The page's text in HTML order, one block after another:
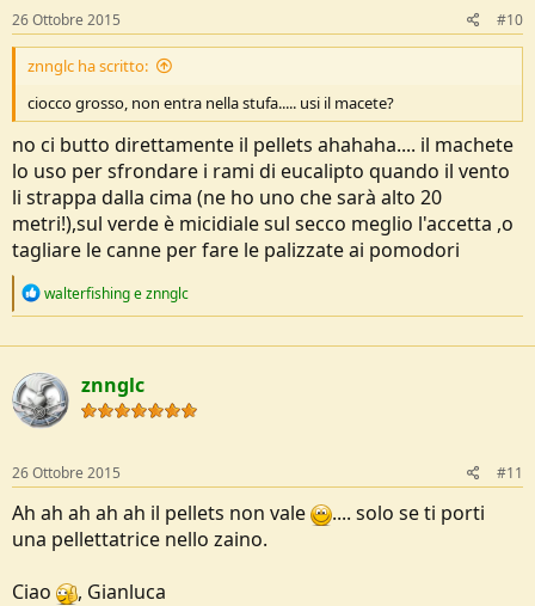
26 Ottobre 2015 #10
znnglc ha scritto:
ciocco grosso, non entra nella stufa..... usi il macete?
no ci butto direttamente il pellets ahahaha.... il machete
lo uso per sfrondare i rami di eucalipto quando il vento
li strappa dalla cima (ne ho uno che sarà alto 20
metri!),sul verde è micidiale sul secco meglio l'accetta ,o
tagliare le canne per fare le palizzate ai pomodori
R
c
i
o
n
:
walterfishingeznnglc
znnglc
26 Ottobre 2015 #11
Ah ah ah ah ah il pellets non vale
.... solo se ti porti
una pellettatrice nello zaino.
Ciao
, Gianluca